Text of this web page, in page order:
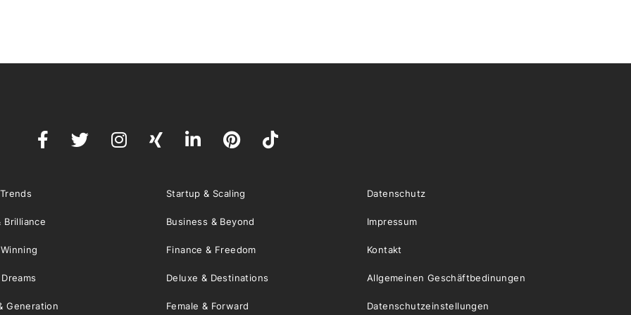
Startup & Scaling
Brilliance Business & Beyond
Finance & Freedom
Deluxe & Destinations
Generation Female & Forward
Datenschutz
Impressum
Kontakt
Allgemeinen Geschäftbedinungen
Datenschutzeinstellungen